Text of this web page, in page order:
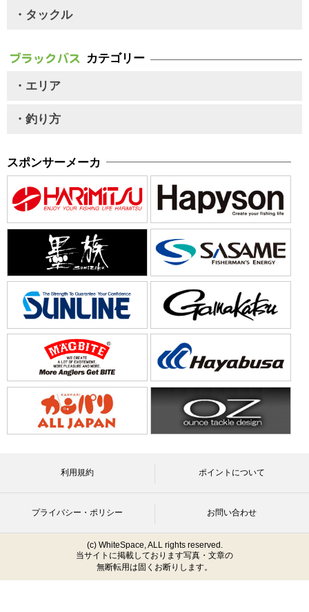
・タックル
カテゴリー
・エリア
・釣り方
スポンサーメーカ
利用規約 ポイントについて
プライバシー・ポリシー お問い合わせ
(c) WhiteSpace, ALL rights reserved.
当サイトに掲載しております写真・文章の
無断転用は固くお断りします。